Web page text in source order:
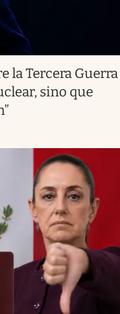
la Tercera Guerra
sino que